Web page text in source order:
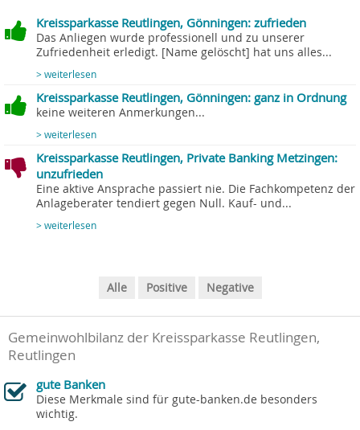
Kreissparkasse Reutlingen, Gönningen: zufrieden
Das Anliegen wurde professionell und zu unserer
Zufriedenheit erledigt. [Name gelöscht] hat uns alles...
> weiterlesen
Kreissparkasse Reutlingen, Gönningen: ganz in Ordnung
keine weiteren Anmerkungen...
> weiterlesen
Kreissparkasse Reutlingen, Private Banking Metzingen:
unzufrieden
Eine aktive Ansprache passiert nie. Die Fachkompetenz der
Anlageberater tendiert gegen Null. Kauf- und...
> weiterlesen
Alle Positive Negative
Gemeinwohlbilanz der Kreissparkasse Reutlingen,
Reutlingen
gute Banken
Diese Merkmale sind für gute-banken.de besonders
wichtig.